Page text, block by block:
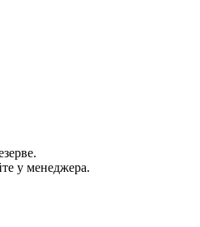
у менеджера.